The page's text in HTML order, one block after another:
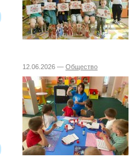
12.06.2026 — Общество